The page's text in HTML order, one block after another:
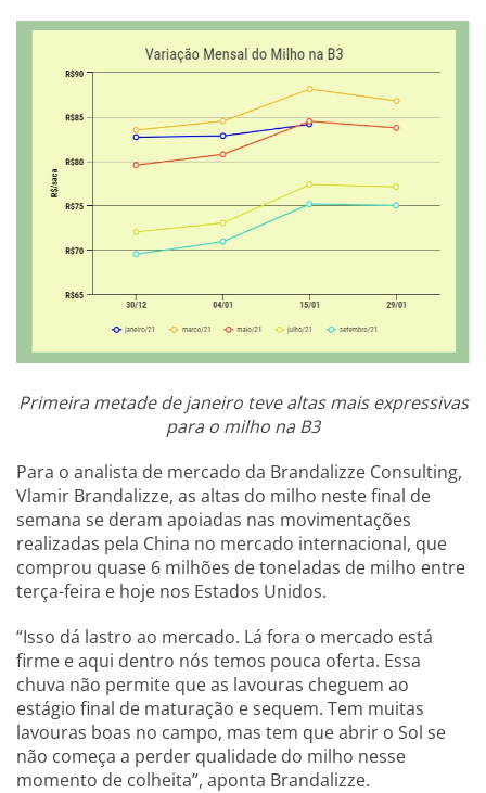
Primeira metade de janeiro teve altas mais expressivas
para o milho na B3
Para o analista de mercado da Brandalizze Consulting,
Vlamir Brandalizze, as altas do milho neste final de
semana se deram apoiadas nas movimentações
realizadas pela China no mercado internacional, que
comprou quase 6 milhões de toneladas de milho entre
terça-feira e hoje nos Estados Unidos.
“Isso dá lastro ao mercado. Lá fora o mercado está
firme e aqui dentro nós temos pouca oferta. Essa
chuva não permite que as lavouras cheguem ao
estágio final de maturação e sequem. Tem muitas
lavouras boas no campo, mas tem que abrir o Sol se
não começa a perder qualidade do milho nesse
momento de colheita”, aponta Brandalizze.